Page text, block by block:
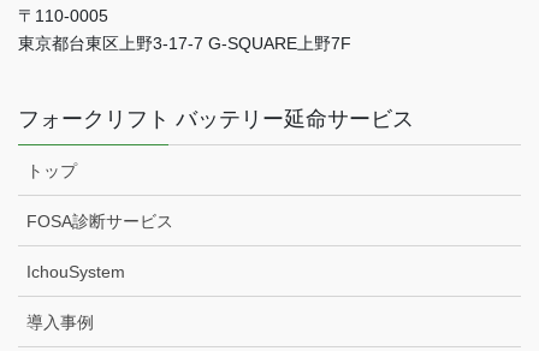
〒110-0005
東京都台東区上野3-17-7 G-SQUARE上野7F
フォークリフト バッテリー延命サービス
トップ
FOSA診断サービス
IchouSystem
導入事例